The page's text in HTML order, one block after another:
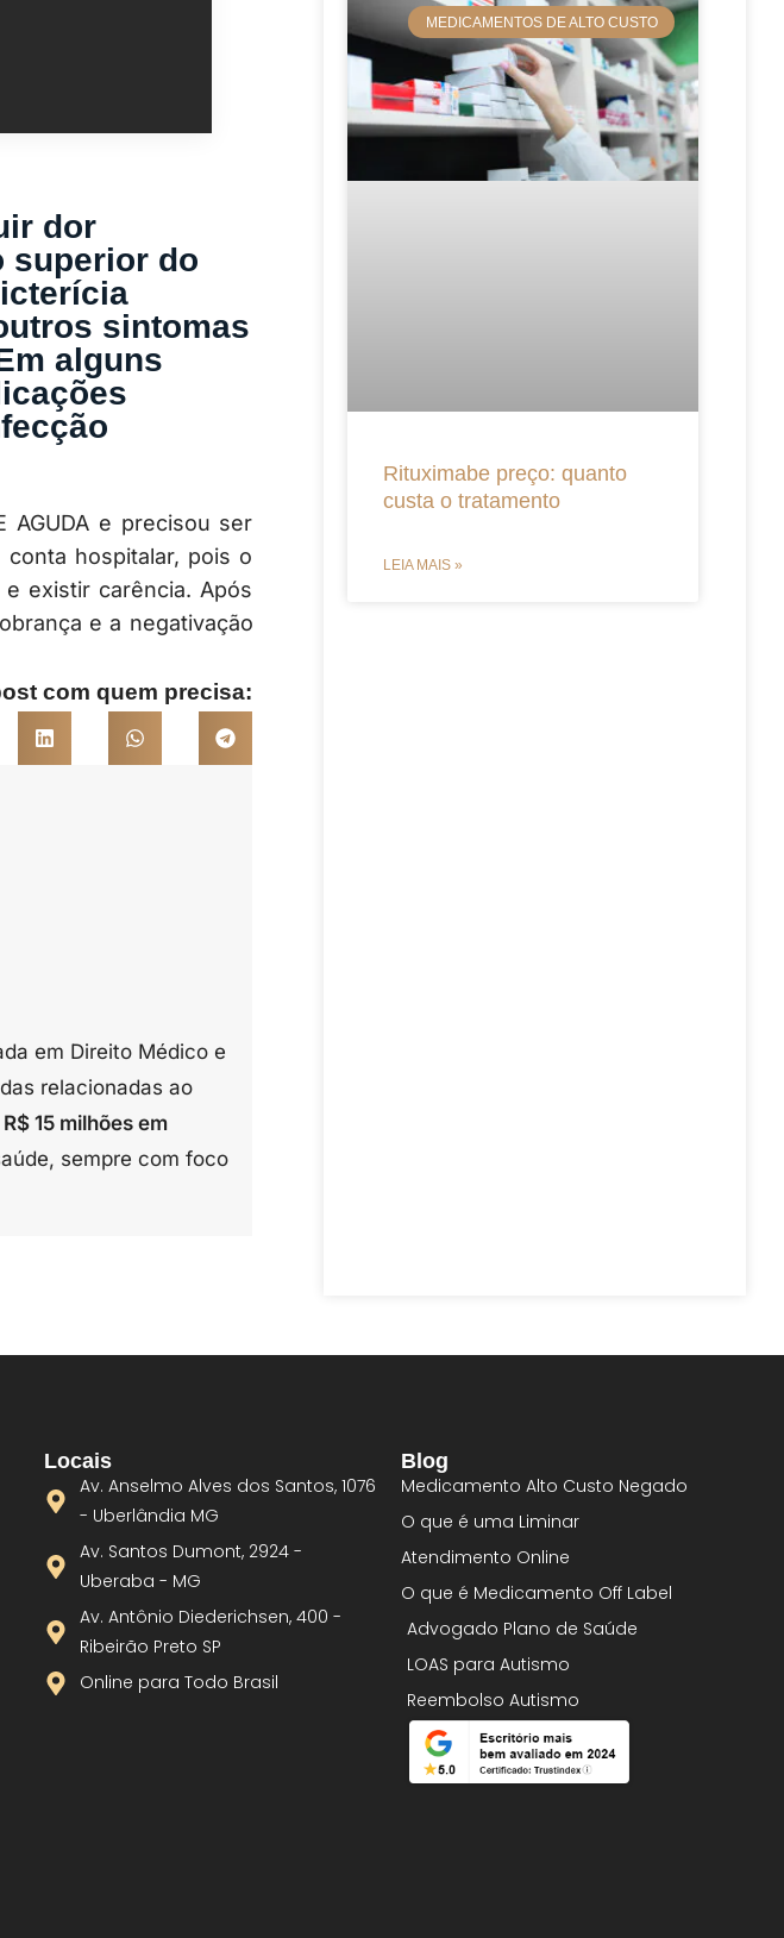
dor
superior do
sintomas
alguns
AGUDA e precisou ser
hospitalar, pois o
existir carência. Após
e a negativação
com quem precisa:
em Direito Médico e
relacionadas ao
15 milhões em
sempre com foco
MEDICAMENTOS DE ALTO CUSTO
Rituximabe preço: quanto
custa o tratamento
LEIA MAIS »
Locais
Av. Anselmo Alves dos Santos, 1076
- Uberlândia MG
Av. Santos Dumont, 2924 -
Uberaba - MG
Av. Antônio Diederichsen, 400 -
Ribeirão Preto SP
Online para Todo Brasil
Blog
Medicamento Alto Custo Negado
O que é uma Liminar
Atendimento Online
O que é Medicamento Off Label
Advogado Plano de Saúde
LOAS para Autismo
Reembolso Autismo